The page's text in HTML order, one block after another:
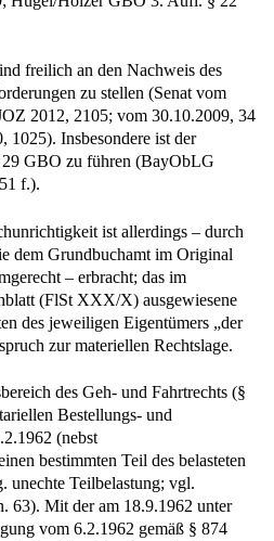
freilich an den Nachweis des
zu stellen (Senat vom
2012, 2105; vom 30.10.2009, 34
Insbesondere ist der
GBO zu führen (BayObLG
f.).
ist allerdings – durch
dem Grundbuchamt im Original
– erbracht; das im
(FlSt XXX/X) ausgewiesene
des jeweiligen Eigentümers „der
zur materiellen Rechtslage.
des Geh- und Fahrtrechts (§
Bestellungs- und
(nebst
bestimmten Teil des belasteten
unechte Teilbelastung; vgl.
63). Mit der am 18.9.1962 unter
vom 6.2.1962 gemäß § 874